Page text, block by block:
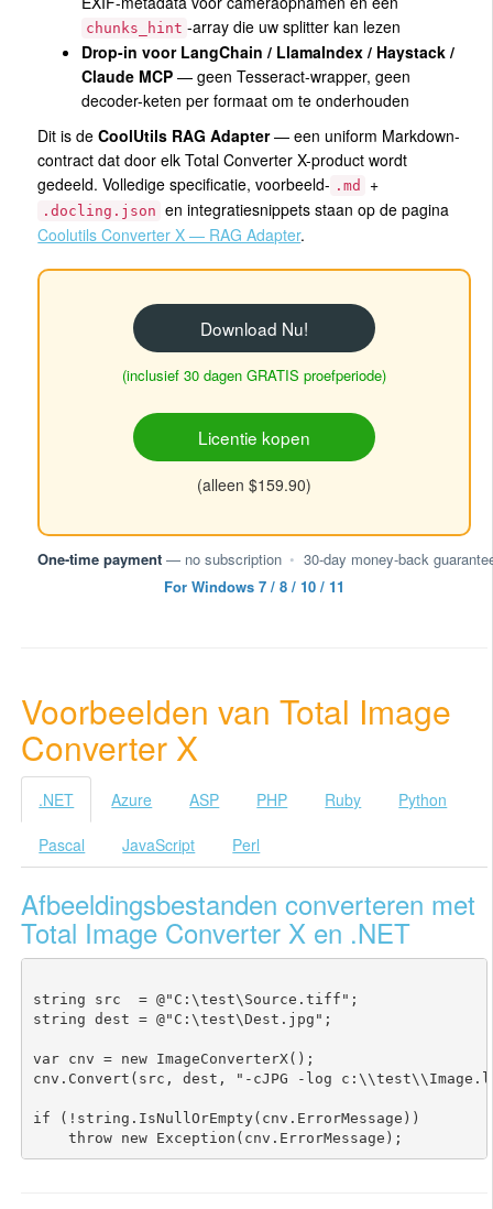
chunks_hint -array die uw splitter kan lezen
Drop-in voor LangChain / LlamaIndex / Haystack /
Claude MCP — geen Tesseract-wrapper, geen
decoder-keten per formaat om te onderhouden
Dit is deCoolUtils RAG Adapter— een uniform Markdown-
contract dat door elk Total Converter X-product wordt
gedeeld. Volledige specificatie, voorbeeld- .md +
.docling.json en integratiesnippets staan op de pagina
Coolutils Converter X — RAG Adapter.
Download Nu!
(inclusief 30 dagen GRATIS proefperiode)
Licentie kopen
(alleen $159.90)
One-time payment — no subscription • 30-day money-back
For Windows 7 / 8 / 10 / 11
Voorbeelden van Total Image
Converter X
.NET Azure ASP PHP Ruby Python
Pascal JavaScript Perl
Afbeeldingsbestanden converteren met
Total Image Converter X en .NET
string src  = @"C:\test\Source.tiff";
string dest = @"C:\test\Dest.jpg";
var cnv = new ImageConverterX();
cnv.Convert(src, dest, "-cJPG -log
if (!string.IsNullOrEmpty(cnv.ErrorMessage))